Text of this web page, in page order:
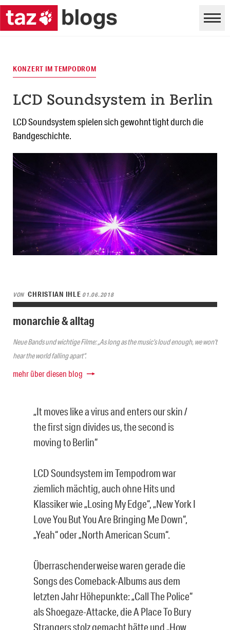
KONZERT IM TEMPODROM
LCD Soundsystem in Berlin
LCD Soundsystem spielen sich gewohnt tight durch die
Bandgeschichte.
VON CHRISTIAN IHLE 01.06.2018
monarchie & alltag
Neue Bands und wichtige Filme: „As long as the music’s loud enough, we won’t
hear the world falling apart“.
mehr über diesen blog
„It moves like a virus and enters our skin /
the first sign divides us, the second is
moving to Berlin“
LCD Soundsystem im Tempodrom war
ziemlich mächtig, auch ohne Hits und
Klassiker wie „Losing My Edge“, „New York I
Love You But You Are Bringing Me Down“,
„Yeah“ oder „North American Scum“.
Überraschenderweise waren gerade die
Songs des Comeback-Albums aus dem
letzten Jahr Höhepunkte: „Call The Police“
als Shoegaze-Attacke, die A Place To Bury
Strangers stolz gemacht hätte und „How